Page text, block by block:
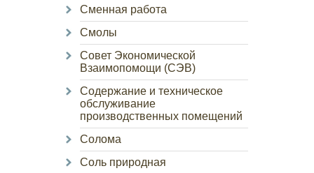
Сменная работа
Смолы
Совет Экономической
Взаимопомощи (СЭВ)
Содержание и техническое
обслуживание
производственных помещений
Солома
Соль природная